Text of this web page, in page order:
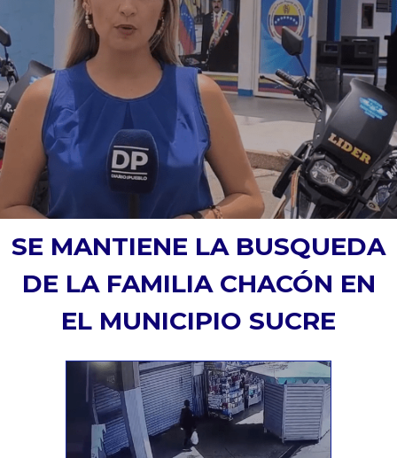
SE MANTIENE LA BUSQUEDA
DE LA FAMILIA CHACÓN EN
EL MUNICIPIO SUCRE